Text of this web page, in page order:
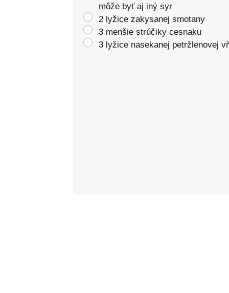
môže byť aj iný syr
2 lyžice zakysanej smotany
3 menšie strúčiky cesnaku
3 lyžice nasekanej petržlenovej